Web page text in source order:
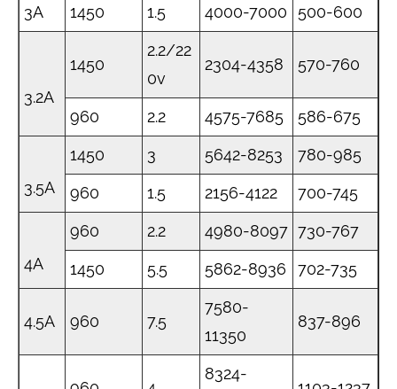
3А 1450 1.5 4000-7000 500-600
3.2A
1450
2.2/22
0v
2304-4358 570-760
960 2.2 4575-7685 586-675
3.5A
1450 3 5642-8253 780-985
960 1.5 2156-4122 700-745
4А
960 2.2 4980-8097 730-767
1450 5.5 5862-8936 702-735
4.5A 960 7.5
7580-
11350
837-896
8324-